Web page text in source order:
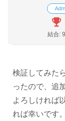
結合:
検証してみた
ったので、追
よろしければ
れば幸いです。